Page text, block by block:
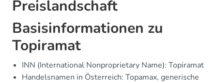
Preislandschaft
Basisinformationen zu
Topiramat
INN (International Nonproprietary Name): Topiramat
Handelsnamen in Österreich: Topamax, generische